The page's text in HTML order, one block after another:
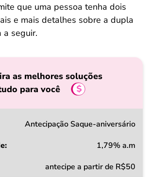
que uma pessoa tenha dois
e mais detalhes sobre a dupla
a seguir.
as melhores soluções
para você
Antecipação Saque-aniversário
1,79% a.m
antecipe a partir de R$50